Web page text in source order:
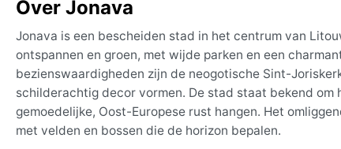
Over Jonava
Jonava is een bescheiden stad in het centrum van
ontspannen en groen, met wijde parken en een
bezienswaardigheden zijn de neogotische Sint-
schilderachtig decor vormen. De stad staat bekend
gemoedelijke, Oost-Europese rust hangen. Het
met velden en bossen die de horizon bepalen.